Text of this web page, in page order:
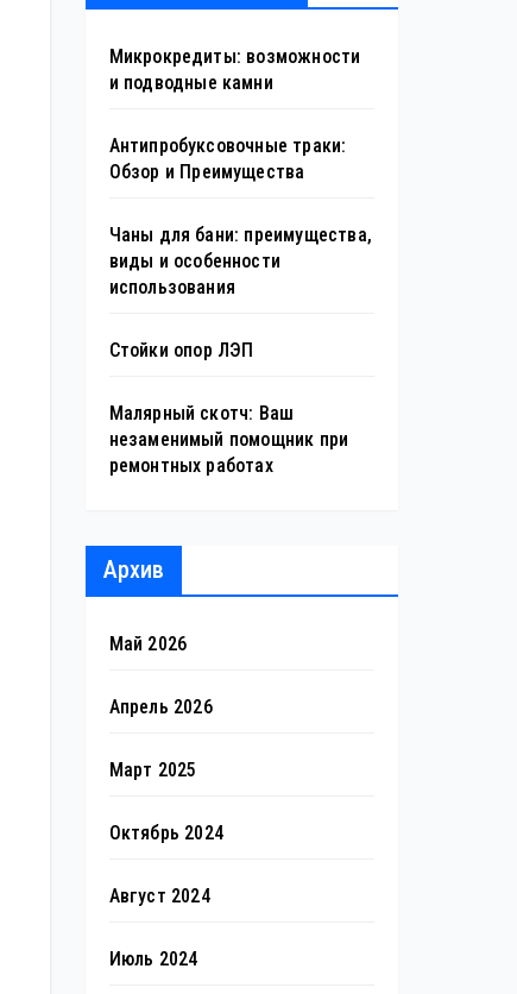
Микрокредиты: возможности
и подводные камни
Антипробуксовочные траки:
Обзор и Преимущества
Чаны для бани: преимущества,
виды и особенности
использования
Стойки опор ЛЭП
Малярный скотч: Ваш
незаменимый помощник при
ремонтных работах
Архив
Май 2026
Апрель 2026
Март 2025
Октябрь 2024
Август 2024
Июль 2024